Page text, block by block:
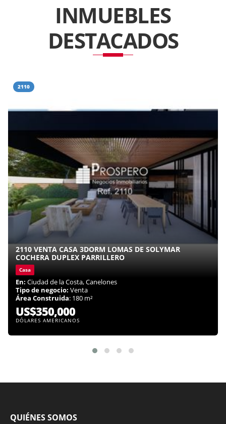
INMUEBLES
DESTACADOS
2110
2110 VENTA CASA 3DORM LOMAS DE SOLYMAR
COCHERA DUPLEX PARRILLERO
Casa
En: Ciudad de la Costa, Canelones
Tipo de negocio: Venta
Área Construida: 180 m²
US$350,000
DÓLARES AMERICANOS
QUIÉNES SOMOS